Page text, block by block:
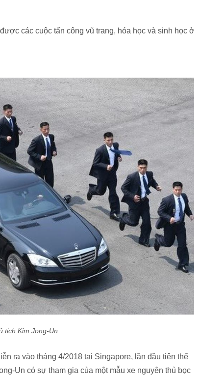
các cuộc tấn công vũ trang, hóa học và sinh học ở
tịch Kim Jong-Un
ra vào tháng 4/2018 tại Singapore, lần đầu tiên thế
Un có sự tham gia của một mẫu xe nguyên thủ bọc